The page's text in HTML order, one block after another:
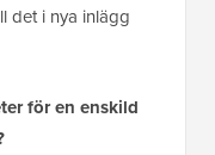
det i nya inlägg
för en enskild